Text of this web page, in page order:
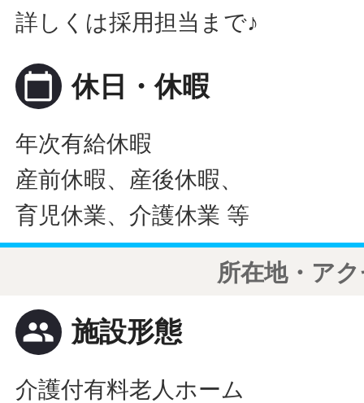
詳しくは採用担当まで♪
calendar_today 休日・休暇
年次有給休暇
産前休暇、産後休暇、
育児休業、介護休業 等
所在地・ア
people 施設形態
介護付有料老人ホーム